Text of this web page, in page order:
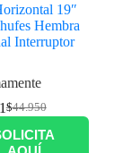
19″
Hembra
Interruptor
$44.950